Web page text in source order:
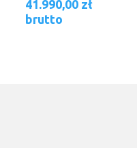
5.715,00 zł
wybrać
41.990,00 złZakres
brutto